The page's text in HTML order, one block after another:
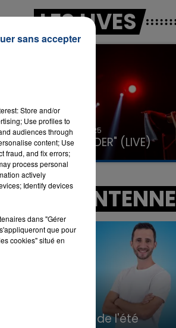
LES LIVES
31 janvier 2025
GIMS "SPIDER" (LIVE)
A L'ANTENNE
La Team de l'été
Store and/or
Use profiles to
audiences through
content; Use
fraud, and fix errors;
process personal
actively
Identify devices
dans "Gérer
que pour
cookies" situé en
sans accepter